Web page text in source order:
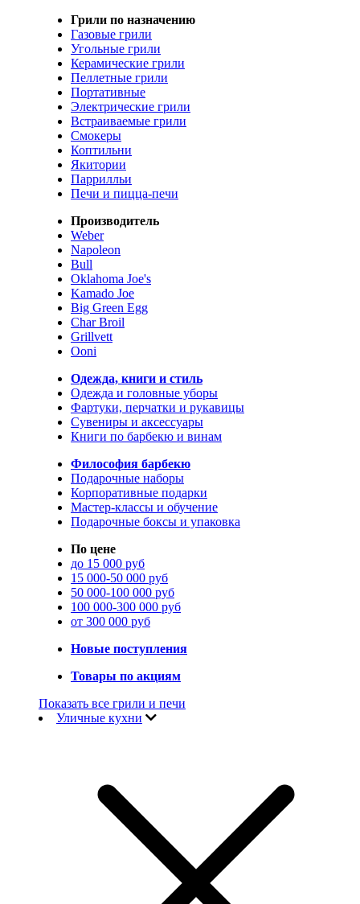
Грили по назначению
Газовые грили
Угольные грили
Керамические грили
Пеллетные грили
Портативные
Электрические грили
Встраиваемые грили
Смокеры
Коптильни
Якитории
Паррилльи
Печи и пицца-печи
Производитель
Weber
Napoleon
Bull
Oklahoma Joe's
Kamado Joe
Big Green Egg
Char Broil
Grillvett
Ooni
Одежда, книги и стиль
Одежда и головные уборы
Фартуки, перчатки и рукавицы
Сувениры и аксессуары
Книги по барбекю и винам
Философия барбекю
Подарочные наборы
Корпоративные подарки
Мастер-классы и обучение
Подарочные боксы и упаковка
По цене
до 15 000 руб
15 000-50 000 руб
50 000-100 000 руб
100 000-300 000 руб
от 300 000 руб
Новые поступления
Товары по акциям
Показать все грили и печи
Уличные кухни